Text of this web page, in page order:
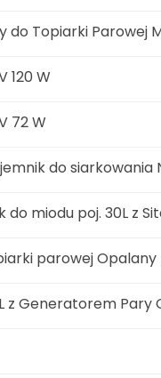
Topiarki Parowej
120 W
72 W
do siarkowania
do miodu poj. 30L z
parowej
z Generatorem